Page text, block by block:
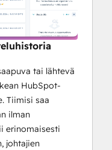
tai lähtevä
HubSpot-
Tiimisi saa
ilman
erinomaisesti
johtajien